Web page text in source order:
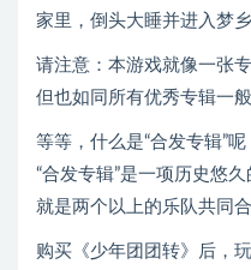
家里，倒头大睡并进入梦乡
请注意：本游戏就像一张
但也如同所有优秀专辑一
等等，什么是“合发专辑”呢
“合发专辑”是一项历史悠
就是两个以上的乐队共同
购买《少年团团转》后，